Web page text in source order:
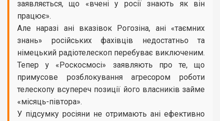
заявляється, що «вчені у росії знають як він
працює».
Але наразі ані вказівок Рогозіна, ані «таємних
знань» російських фахівців недостатньо та
німецький радіотелескоп перебуває виключеним.
Тепер у «Роскосмосі» заявляють про те, що
примусове розблокування агресором роботи
телескопу всупереч позиції його власників займе
«місяць-півтора».
У підсумку росіяни не отримають ані ефективно